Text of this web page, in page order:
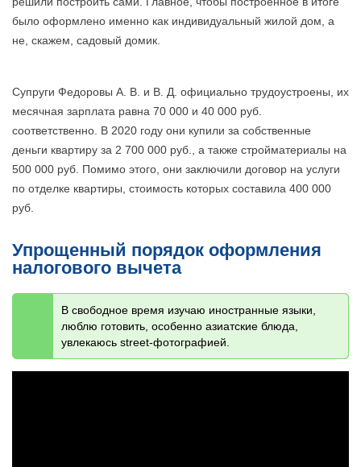
было оформлено именно как индивидуальный жилой дом, а
не, скажем, садовый домик.
Супруги Федоровы А. В. и В. Д. официально трудоустроены, их
месячная зарплата равна 70 000 и 40 000 руб.
соответственно. В 2020 году они купили за собственные
деньги квартиру за 2 700 000 руб., а также стройматериалы на
500 000 руб. Помимо этого, они заключили договор на услуги
по отделке квартиры, стоимость которых составила 400 000
руб.
Упрощенный порядок оформления
налогового вычета
В свободное время изучаю иностранные языки,
люблю готовить, особенно азиатские блюда,
увлекаюсь street-фотографией.